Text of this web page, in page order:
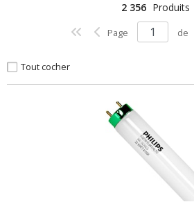
2 356 Produits
Page de
Tout cocher